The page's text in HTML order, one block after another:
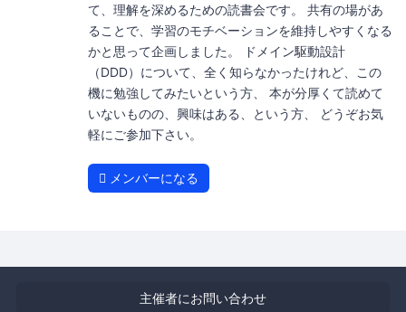
て、理解を深めるための読書会です。 共有の場があ
ることで、学習のモチベーションを維持しやすくなる
かと思って企画しました。 ドメイン駆動設計
（DDD）について、全く知らなかったけれど、この
機に勉強してみたいという方、 本が分厚くて読めて
いないものの、興味はある、という方、 どうぞお気
軽にご参加下さい。
メンバーになる
主催者にお問い合わせ